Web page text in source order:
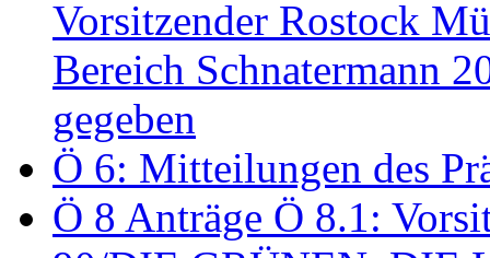
Vorsitzender Rostock
Bereich Schnatermann
gegeben
Ö 6: Mitteilungen des
Ö 8 Anträge Ö 8.1: